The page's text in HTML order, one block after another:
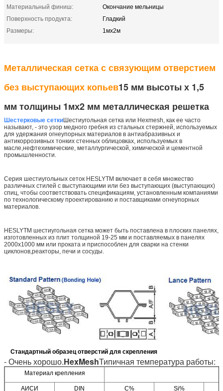
Материальный финиш:
Окончание мельницы
Поверхность продукта:
Гладкий
Размеры:
1мх2м
Металлическая сетка с связующим отверстием
без выступающих копьев15 мм высоты х 1,5
мм толщины 1мх2 мм металлическая решетка
Шестерковые сеткиШестиугольная сетка или Hexmesh, как ее часто
называют, - это узор медного гребня из стальных стержней, используемых
для удержания огнеупорных материалов в антиабразивных и
антикоррозивных тонких стенных облицовках, используемых в
масле,нефтехимические, металлургической, химической и цементной
промышленности.
Серия шестиугольных сеток HESLYTM включает в себя множество
различных стилей с выступающими или без выступающих (выступающих)
спиц, чтобы соответствовать спецификациям, установленным компаниями
по технологическому проектированию и поставщиками огнеупорных
материалов.
HESLYTM шестиугольная сетка может быть поставлена в плоских панелях,
изготовленных из плит толщиной 19-25 мм и поставляемых в панелях
2000x1000 мм или проката и приспособлен для сварки на стенки
циклонов,реакторы, печи и сосуды.
Стандартный образец отверстий для скрепления
- Очень хорошо.HexMeshТипичная температура работы:
Материал крепления
АИСИ DIN C% Si%